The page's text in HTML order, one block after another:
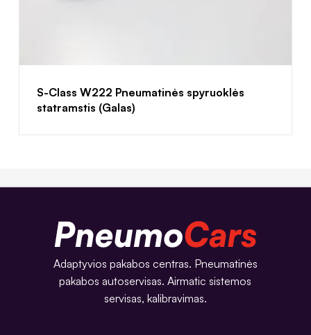
S-Class W222 Pneumatinės spyruoklės
statramstis (Galas)
Adaptyvios pakabos centras. Pneumatinės
pakabos autoservisas. Airmatic sistemos
servisas, kalibravimas.